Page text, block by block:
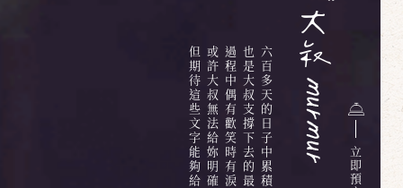
也是大叔支撐下去的最大動力
過程中偶有歡笑時有淚水
或許大叔無法給妳明確的答案
但期待這些文字能夠給你些溫暖 立
即
預